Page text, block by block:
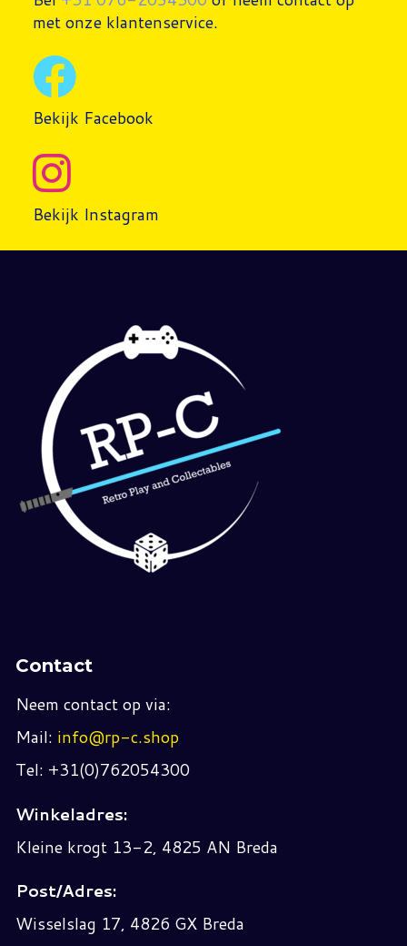
met onze klantenservice.
Bekijk Facebook
Bekijk Instagram
Contact
Neem contact op via:
Mail: info@rp-c.shop
Tel: +31(0)762054300
Winkeladres:
Kleine krogt 13-2, 4825 AN Breda
Post/Adres:
Wisselslag 17, 4826 GX Breda